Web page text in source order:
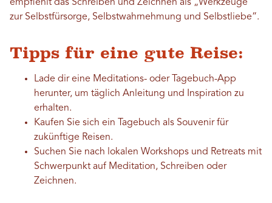
empfiehlt das Schreiben und Zeichnen als „Werkzeuge
zur Selbstfürsorge, Selbstwahrnehmung und Selbstliebe“.
Tipps für eine gute Reise:
Lade dir eine Meditations- oder Tagebuch-App
herunter, um täglich Anleitung und Inspiration zu
erhalten.
Kaufen Sie sich ein Tagebuch als Souvenir für
zukünftige Reisen.
Suchen Sie nach lokalen Workshops und Retreats mit
Schwerpunkt auf Meditation, Schreiben oder
Zeichnen.